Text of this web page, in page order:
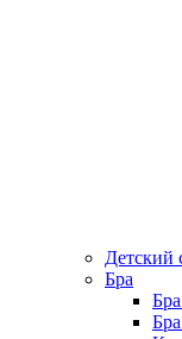
Детский
Бра